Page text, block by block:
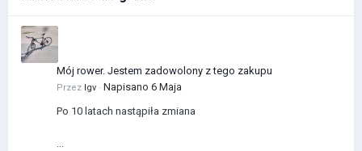
Mój rower. Jestem zadowolony z tego zakupu
Przez Igv · Napisano 6 Maja
Po 10 latach nastąpiła zmiana
...